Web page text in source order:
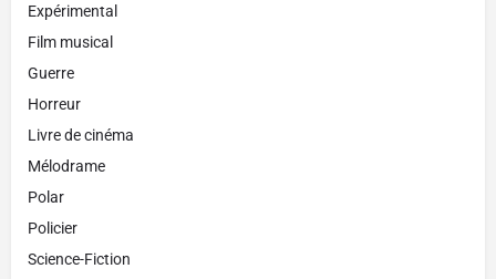
Expérimental
Film musical
Guerre
Horreur
Livre de cinéma
Mélodrame
Polar
Policier
Science-Fiction